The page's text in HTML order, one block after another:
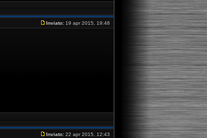
Inviato: 19 apr 2015, 19:48
Inviato: 22 apr 2015, 12:43